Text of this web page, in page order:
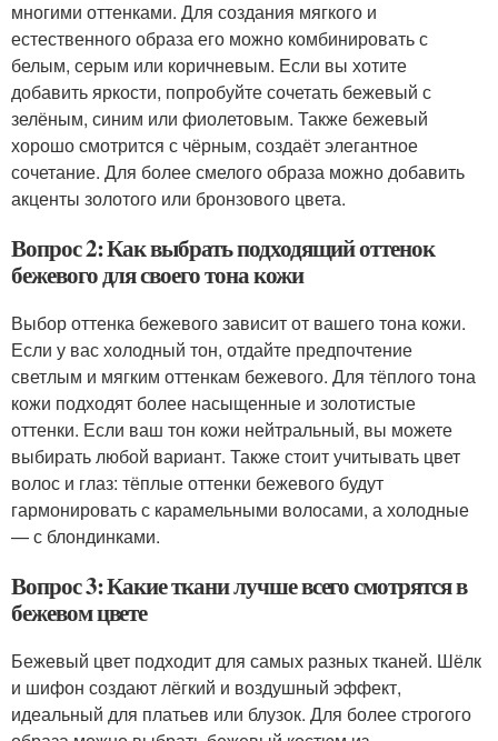
многими оттенками. Для создания мягкого и
естественного образа его можно комбинировать с
белым, серым или коричневым. Если вы хотите
добавить яркости, попробуйте сочетать бежевый с
зелёным, синим или фиолетовым. Также бежевый
хорошо смотрится с чёрным, создаёт элегантное
сочетание. Для более смелого образа можно добавить
акценты золотого или бронзового цвета.
Вопрос 2: Как выбрать подходящий оттенок
бежевого для своего тона кожи
Выбор оттенка бежевого зависит от вашего тона кожи.
Если у вас холодный тон, отдайте предпочтение
светлым и мягким оттенкам бежевого. Для тёплого тона
кожи подходят более насыщенные и золотистые
оттенки. Если ваш тон кожи нейтральный, вы можете
выбирать любой вариант. Также стоит учитывать цвет
волос и глаз: тёплые оттенки бежевого будут
гармонировать с карамельными волосами, а холодные
— с блондинками.
Вопрос 3: Какие ткани лучше всего смотрятся в
бежевом цвете
Бежевый цвет подходит для самых разных тканей. Шёлк
и шифон создают лёгкий и воздушный эффект,
идеальный для платьев или блузок. Для более строгого